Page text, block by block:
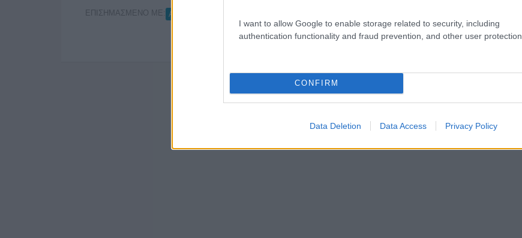
I want to allow Google to enable storage related to security, including
authentication functionality and fraud prevention, and other user protection.
CONFIRM
Data Deletion Data Access Privacy Policy
ΕΠΙΣΗΜΑΣΜΕΝΟ ΜΕ: ΑΝΤΩΝΗΣ ΦΟΥΡΛΗΣ